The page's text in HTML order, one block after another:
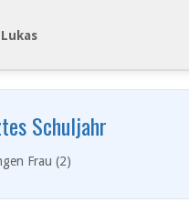
Schuljahr
Frau (2)